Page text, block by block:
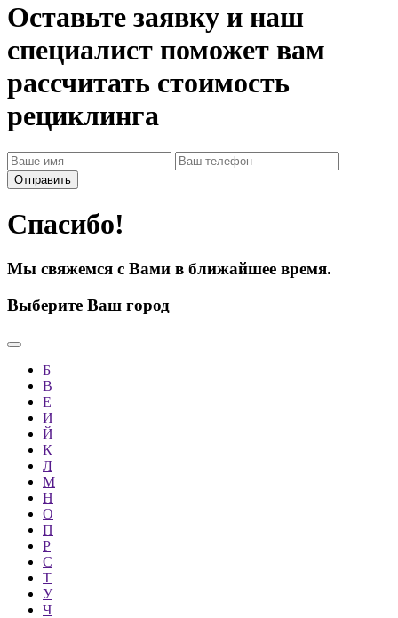
Оставьте заявку и наш
специалист поможет вам
рассчитать стоимость
рециклинга
Спасибо!
Мы свяжемся с Вами в ближайшее время.
Выберите Ваш город
Б
В
Е
И
Й
К
Л
М
Н
О
П
Р
С
Т
У
Ч